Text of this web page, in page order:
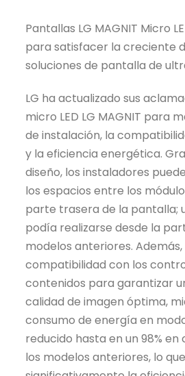
Pantallas LG MAGNIT Micro
para satisfacer la creciente
soluciones de pantalla de
LG ha actualizado sus
micro LED LG MAGNIT para
de instalación, la
y la eficiencia energética.
diseño, los instaladores
los espacios entre los
parte trasera de la pantalla;
podía realizarse desde la
modelos anteriores.
compatibilidad con los
contenidos para garantizar
calidad de imagen óptima,
consumo de energía en
reducido hasta en un 98%
los modelos anteriores, lo